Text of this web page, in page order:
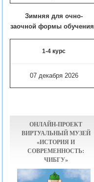
Зимняя для очно-
заочной формы обучения
1-4 курс
07 декабря 2026
ОНЛАЙН-ПРОЕКТ
ВИРТУАЛЬНЫЙ МУЗЕЙ
«ИСТОРИЯ И
СОВРЕМЕННОСТЬ:
ЧИБГУ»